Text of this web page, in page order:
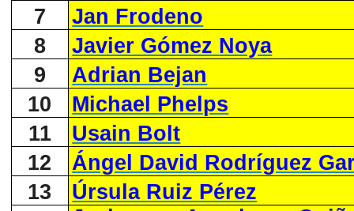
7
Jan Frodeno
8
Javier Gómez Noya
9
Adrian Bejan
10
Michael Phelps
11
Usain Bolt
12
Ángel David Rodríguez
13
Úrsula Ruiz Pérez